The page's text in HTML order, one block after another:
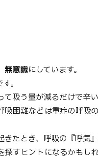
無意識にしています。
。
吸う量が減るだけで辛い
困難などは重症の呼吸の
たとき、呼吸の『呼気
すヒントになるかもしれ